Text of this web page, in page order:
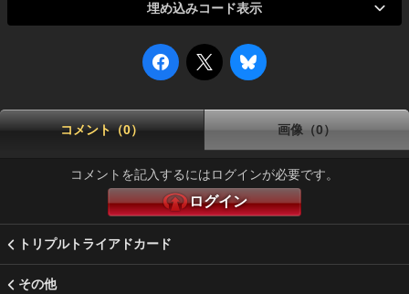
埋め込みコード表示
コメント（0） 画像（0）
コメントを記入するにはログインが必要です。
ログイン
トリプルトライアドカード
その他